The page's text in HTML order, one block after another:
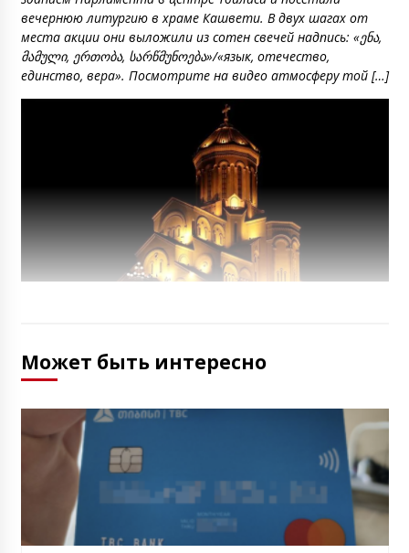
вечернюю литургию в храме Кашвети. В двух шагах от
места акции они выложили из сотен свечей надпись: «ენა,
მამული, ერთობა, სარწმუნოება»/«язык, отечество,
единство, вера». Посмотрите на видео атмосферу той […]
Может быть интересно